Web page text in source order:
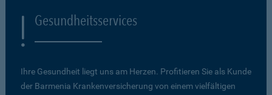
Gesundheitsservices
Ihre Gesundheit liegt uns am Herzen. Profitieren Sie als Kunde
der Barmenia Krankenversicherung von einem vielfältigen